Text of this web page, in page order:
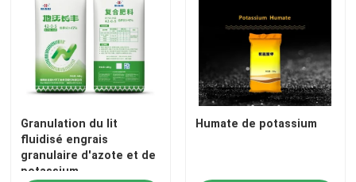
Urée
engrais azoté-potassique
Engrais composé
Granulation du lit
fluidisé engrais
granulaire d'azote et de
potassium
Humate de potassium